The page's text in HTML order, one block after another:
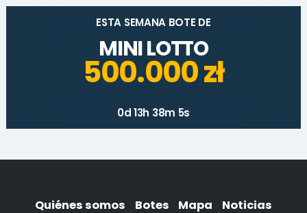
ESTA SEMANA BOTE DE
MINI LOTTO
500.000 zł
0d 13h 38m 5s
Quiénes somos Botes Mapa
Noticias